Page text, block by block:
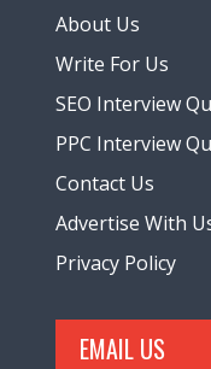
About Us
Write For Us
SEO Interview
PPC Interview
Contact Us
Advertise With
Privacy Policy
EMAIL US